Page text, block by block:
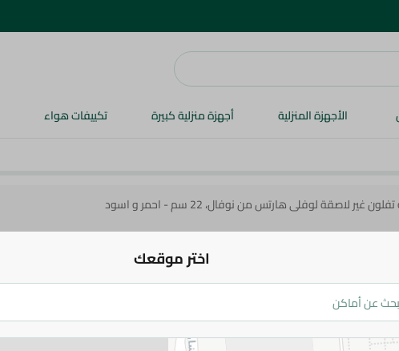
الأجهزة المنزلية أجهزة منزلية كبيرة تكييفات هواء
غير لاصقة لوفلى هارتس من نوفال، 22 سم - احمر و اسود
Lovely Heart
568 جم
اختر موقعك